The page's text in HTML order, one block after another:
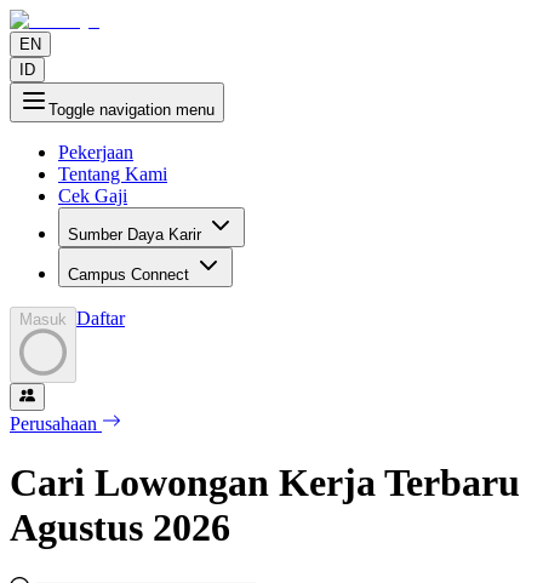
EN
ID
Toggle navigation menu
Pekerjaan
Tentang Kami
Cek Gaji
Sumber Daya Karir
Campus Connect
Masuk Daftar
Perusahaan
Cari Lowongan Kerja Terbaru
Agustus 2026